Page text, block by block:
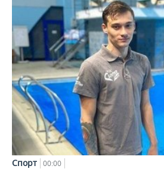
Спорт 00:00